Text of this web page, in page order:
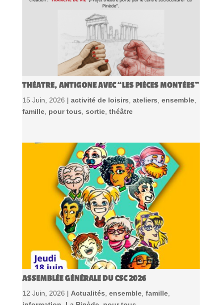
THÉATRE, ANTIGONE AVEC “LES PIÈCES MONTÉES”
15 Juin, 2026 | activité de loisirs ateliers ensemble,
famille, pour tous sortie, théâtre
ASSEMBLÉE GÉNÉRALE DU CSC 2026
12 Juin, 2026 | Actualités ensemble, famille,